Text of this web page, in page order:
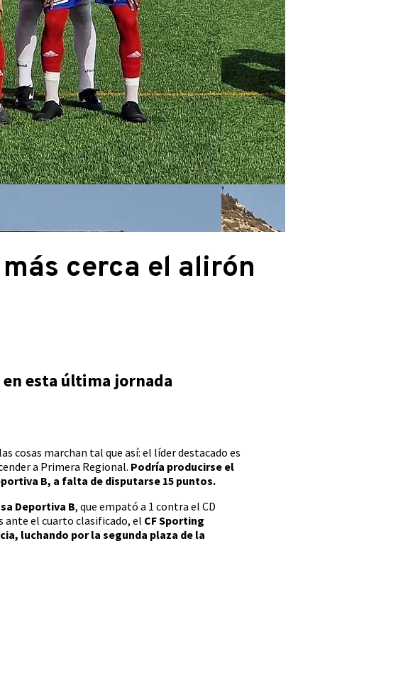
cerca el alirón
esta última jornada
cosas marchan tal que así: el líder destacado es
a Primera Regional. Podría producirse el
B, a falta de disputarse 15 puntos.
Deportiva B, que empató a 1 contra el CD
ante el cuarto clasificado, el CF Sporting
luchando por la segunda plaza de la